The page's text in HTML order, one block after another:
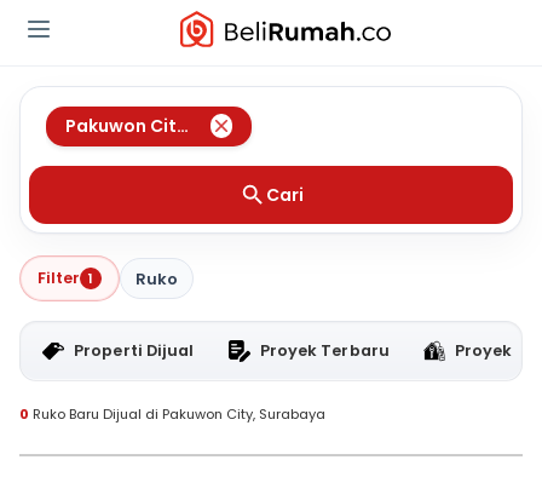
Pakuwon City, Surabaya
Cari
Filter 1 Ruko
Properti Dijual Proyek Terbaru Proyek
0 Ruko Baru Dijual di Pakuwon City, Surabaya